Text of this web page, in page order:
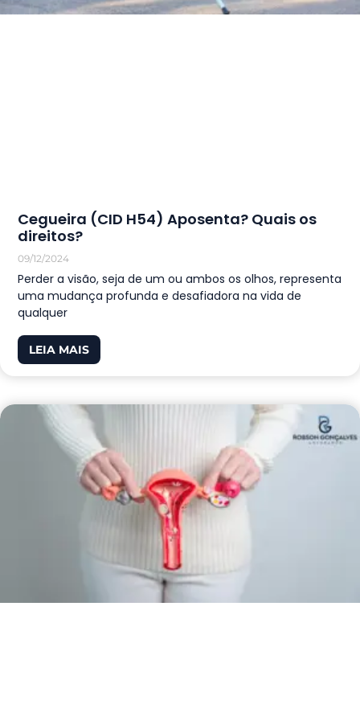
Cegueira (CID H54) Aposenta? Quais os
direitos?
09/12/2024
Perder a visão, seja de um ou ambos os olhos, representa
uma mudança profunda e desafiadora na vida de
qualquer
LEIA MAIS